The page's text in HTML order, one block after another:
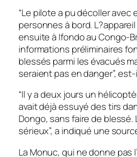
“Le pilote a pu décoller avec
personnes à bord.
ensuite à Ifondo au Congo-
informations préliminaires
blessés parmi les évacués
seraient pas en danger”,
“Il y a deux jours un
avait déjà essuyé des tirs
Dongo, sans faire de blessé.
sérieux”, a indiqué une
La Monuc, qui ne donne pas